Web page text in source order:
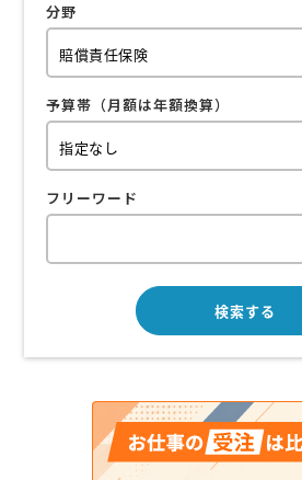
分野
予算帯（月額は年額換算）
フリーワード